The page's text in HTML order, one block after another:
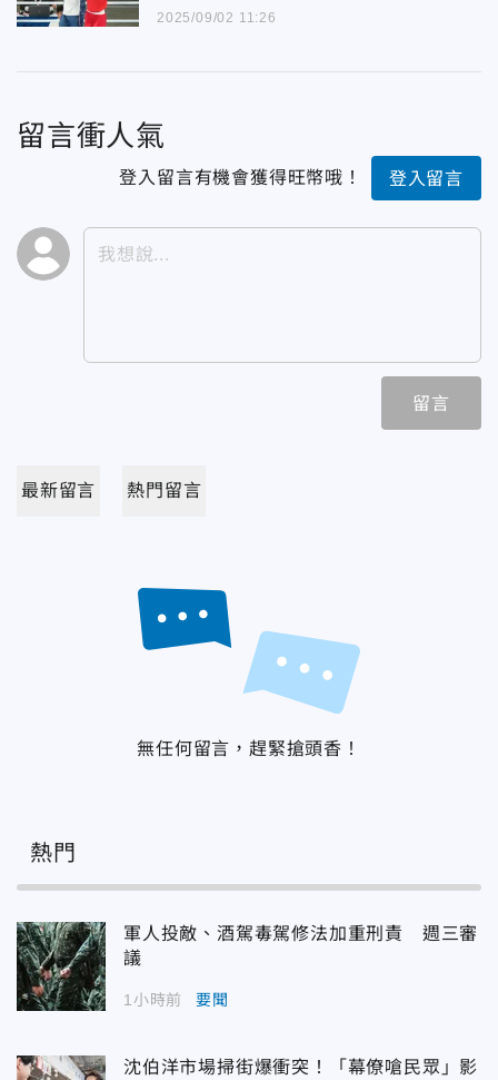
2025/09/02 11:26
留言衝人氣
登入留言有機會獲得旺幣哦！ 登入留言
留言
最新留言 熱門留言
無任何留言，趕緊搶頭香！
熱門
軍人投敵、酒駕毒駕修法加重刑責 週三審
議
1小時前 要聞
沈伯洋市場掃街爆衝突！「幕僚嗆民眾」影